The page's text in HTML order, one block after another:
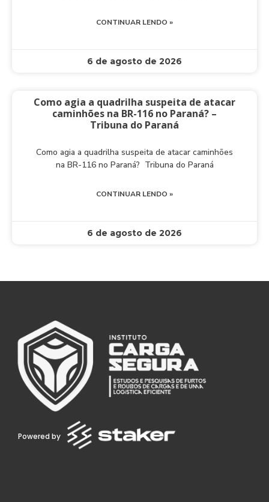
CONTINUAR LENDO »
6 de agosto de 2026
Como agia a quadrilha suspeita de atacar
caminhões na BR-116 no Paraná? –
Tribuna do Paraná
Como agia a quadrilha suspeita de atacar caminhões
na BR-116 no Paraná? Tribuna do Paraná
CONTINUAR LENDO »
6 de agosto de 2026
Powered by